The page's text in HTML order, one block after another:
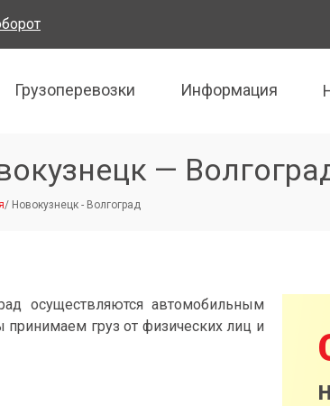
Грузоперевозки Информация
—
/ Новокузнецк - Волгоград
осуществляются автомобильным
груз от физических лиц и